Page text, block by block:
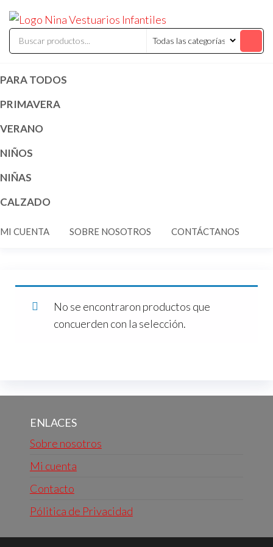
Saltar
contenido
infantiles
PARA TODOS
PRIMAVERA
VERANO
NIÑOS
NIÑAS
CALZADO
MI CUENTA SOBRE NOSOTROS CONTÁCTANOS
No se encontraron productos que
concuerden con la selección.
ENLACES
Sobre nosotros
Mi cuenta
Contacto
Pólitica de Privacidad